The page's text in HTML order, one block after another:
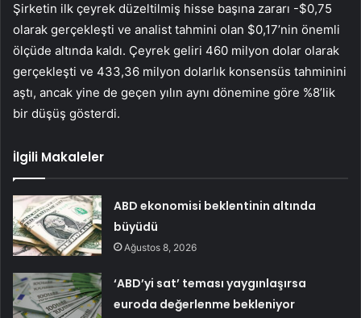
Şirketin ilk çeyrek düzeltilmiş hisse başına zararı -$0,75
olarak gerçekleşti ve analist tahmini olan $0,17’nin önemli
ölçüde altında kaldı. Çeyrek geliri 460 milyon dolar olarak
gerçekleşti ve 433,36 milyon dolarlık konsensüs tahminini
aştı, ancak yine de geçen yılın aynı dönemine göre %8’lik
bir düşüş gösterdi.
İlgili Makaleler
ABD ekonomisi beklentinin altında
büyüdü
Ağustos 8, 2026
‘ABD’yi sat’ teması yaygınlaşırsa
euroda değerlenme bekleniyor